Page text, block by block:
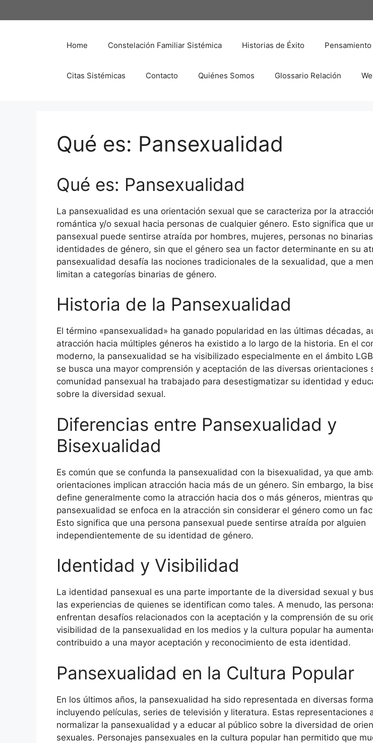
al
Home Constelación Familiar Sistémica Historias de Éxito
Citas Sistémicas Contacto Quiénes Somos Glossario Relación
Qué es: Pansexualidad
Qué es: Pansexualidad
La pansexualidad es una orientación sexual que se caracteriza por la
romántica y/o sexual hacia personas de cualquier género. Esto significa que
pansexual puede sentirse atraída por hombres, mujeres, personas no
identidades de género, sin que el género sea un factor determinante en su
pansexualidad desafía las nociones tradicionales de la sexualidad, que a
limitan a categorías binarias de género.
Historia de la Pansexualidad
El término «pansexualidad» ha ganado popularidad en las últimas décadas,
atracción hacia múltiples géneros ha existido a lo largo de la historia. En el
moderno, la pansexualidad se ha visibilizado especialmente en el ámbito
se busca una mayor comprensión y aceptación de las diversas orientaciones
comunidad pansexual ha trabajado para desestigmatizar su identidad y
sobre la diversidad sexual.
Diferencias entre Pansexualidad y
Bisexualidad
Es común que se confunda la pansexualidad con la bisexualidad, ya que
orientaciones implican atracción hacia más de un género. Sin embargo, la
define generalmente como la atracción hacia dos o más géneros, mientras
pansexualidad se enfoca en la atracción sin considerar el género como un
Esto significa que una persona pansexual puede sentirse atraída por alguien
independientemente de su identidad de género.
Identidad y Visibilidad
La identidad pansexual es una parte importante de la diversidad sexual y
las experiencias de quienes se identifican como tales. A menudo, las
enfrentan desafíos relacionados con la aceptación y la comprensión de su
visibilidad de la pansexualidad en los medios y la cultura popular ha
contribuido a una mayor aceptación y reconocimiento de esta identidad.
Pansexualidad en la Cultura Popular
En los últimos años, la pansexualidad ha sido representada en diversas
incluyendo películas, series de televisión y literatura. Estas representaciones
normalizar la pansexualidad y a educar al público sobre la diversidad de
sexuales. Personajes pansexuales en la cultura popular han permitido que